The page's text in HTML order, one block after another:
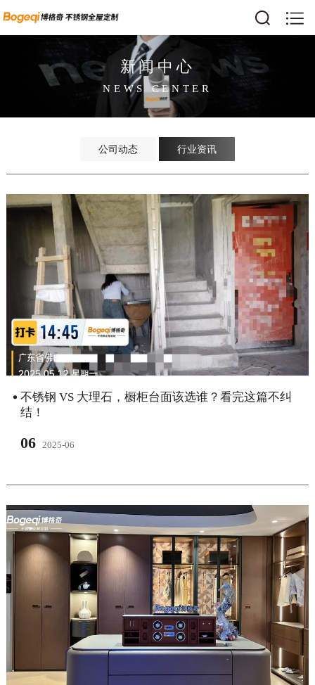
新闻中心
NEWS CENTER
公司动态 行业资讯
不锈钢 VS 大理石，橱柜台面该选谁？看完这篇不纠
结！
06 2025-06